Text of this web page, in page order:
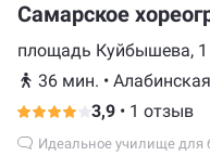
Самарское
площадь Куйбышева, 1
36 мин. • Алабинская
3,9 • 1 отзыв